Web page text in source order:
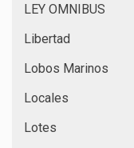
LEY OMNIBUS
Libertad
Lobos Marinos
Locales
Lotes